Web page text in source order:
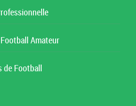
Amateur
Football